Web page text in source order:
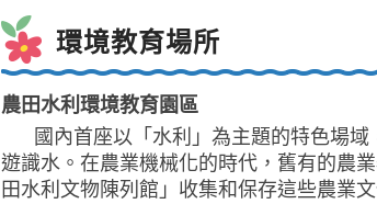
環境教育場所
農田水利環境教育園區
國內首座以「水利」為主題的特色場域
遊識水。在農業機械化的時代，舊有的農
田水利文物陳列館」收集和保存這些農業